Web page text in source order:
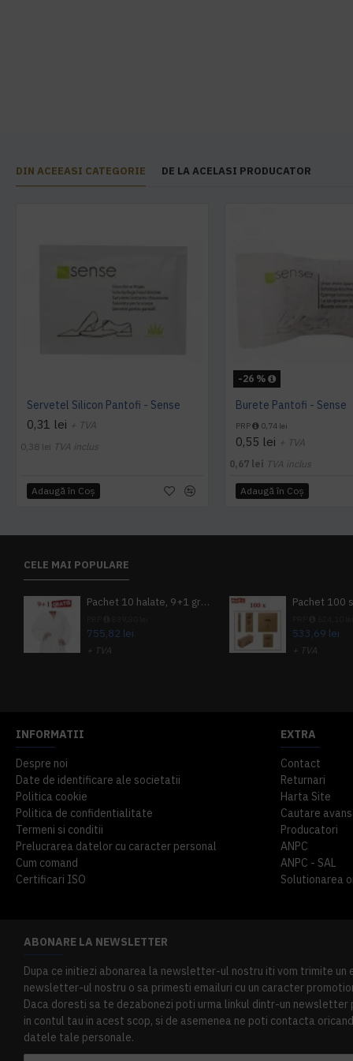
DIN ACEEASI CATEGORIE DE LA ACELASI PRODUCATOR
Servetel Silicon Pantofi - Sense
0,31 lei + TVA
0,38 lei TVA inclus
Adaugă în Coş
-26 %
Burete Pantofi - Sense
PRP 0,74 lei
0,55 lei + TVA
0,67 lei TVA inclus
Adaugă în Coş
CELE MAI POPULARE
Pachet 10 halate, 9+1 gratuit
755,82 lei
+ TVA
533,69 lei
+ TVA
INFORMATII
Despre noi
Date de identificare ale societatii
Politica cookie
Politica de confidentialitate
Termeni si conditii
Prelucrarea datelor cu caracter personal
Cum comand
Certificari ISO
EXTRA
Contact
Returnari
Harta Site
Cautare
Producatori
ANPC
ANPC - SAL
Solutionarea
ABONARE LA NEWSLETTER
Dupa ce initiezi abonarea la newsletter-ul nostru iti vom trimite
newsletter-ul nostru o sa primesti emailuri cu un caracter
Daca doresti sa te dezabonezi poti urma linkul dintr-un
in contul tau in acest scop, si de asemenea ne poti contacta
datele tale personale.